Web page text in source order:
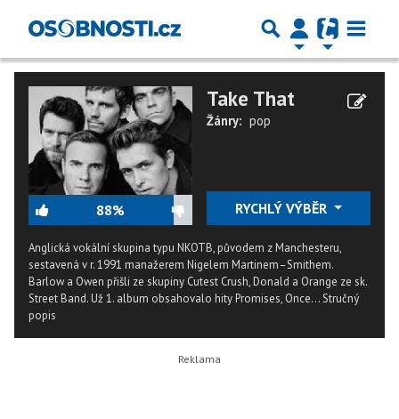
88%
Take That
Žánry: pop
RYCHLÝ VÝBĚR
Anglická vokální skupina typu NKOTB, původem z Manchesteru,
sestavená v r. 1991 manažerem Nigelem Martinem–Smithem.
Barlow a Owen přišli ze skupiny Cutest Crush, Donald a Orange ze sk.
Street Band. Už 1. album obsahovalo hity Promises, Once...Stručný
popis